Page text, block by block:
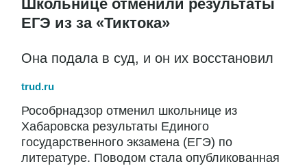
Школьнице отменили результаты
ЕГЭ из за «Тиктока»
Она подала в суд, и он их восстановил
trud.ru
Рособрнадзор отменил школьнице из
Хабаровска результаты Единого
государственного экзамена (ЕГЭ) по
литературе. Поводом стала опубликованная